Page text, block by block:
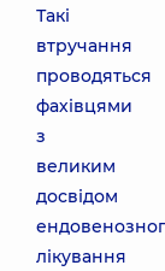
Такі
втручання
проводяться
фахівцями
з
великим
досвідом
лікування